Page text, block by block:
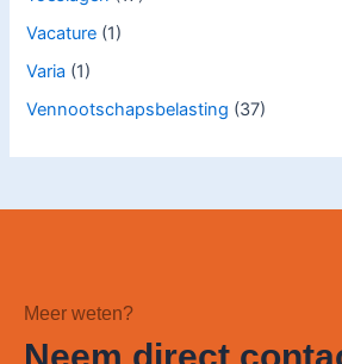
Vacature (1)
Varia (1)
Vennootschapsbelasting (37)
Meer weten?
Neem direct